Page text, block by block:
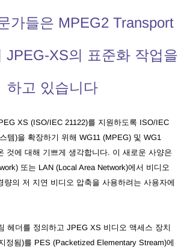
가들은 MPEG2 Transport
JPEG-XS의 표준화 작업을
하고 있습니다
XS (ISO/IEC 21122)를 지원하도록 ISO/IEC
템)을 확장하기 위해 WG11 (MPEG) 및 WG1
것에 대해 기쁘게 생각합니다. 이 새로운 사양은
또는 LAN (Local Area Network)에서 비디오
량의 저 지연 비디오 압축을 사용하려는 사용자에
헤더를 정의하고 JPEG XS 비디오 액세스 장치
정됨)를 PES (Packetized Elementary Stream)에